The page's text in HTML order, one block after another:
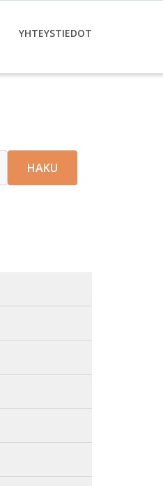
YHTEYSTIEDOT
HAKU